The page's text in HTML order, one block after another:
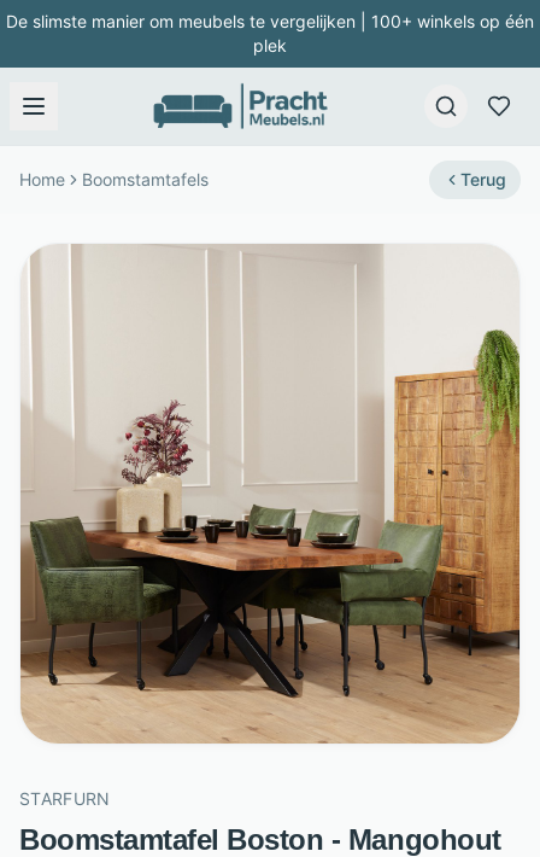
De slimste manier om meubels te vergelijken | 100+ winkels op één
plek
Home Boomstamtafels Terug
STARFURN
Boomstamtafel Boston - Mangohout